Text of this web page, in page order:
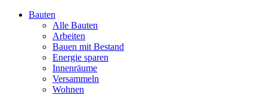
Bauten
Alle Bauten
Arbeiten
Bauen mit Bestand
Energie sparen
Innenräume
Versammeln
Wohnen